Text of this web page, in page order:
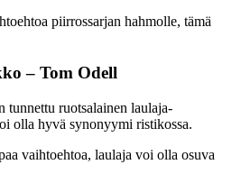
piirrossarjan hahmolle, tämä
– Tom Odell
tunnettu ruotsalainen laulaja-
olla hyvä synonyymi ristikossa.
vaihtoehtoa, laulaja voi olla osuva